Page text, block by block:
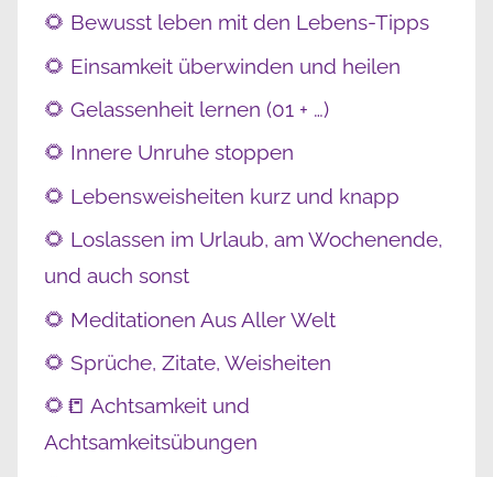
🌻 Bewusst leben mit den Lebens-Tipps
🌻 Einsamkeit überwinden und heilen
🌻 Gelassenheit lernen (01 + …)
🌻 Innere Unruhe stoppen
🌻 Lebensweisheiten kurz und knapp
🌻 Loslassen im Urlaub, am Wochenende,
und auch sonst
🌻 Meditationen Aus Aller Welt
🌻 Sprüche, Zitate, Weisheiten
🌻📒 Achtsamkeit und
Achtsamkeitsübungen